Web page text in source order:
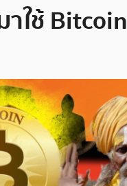
ใช้ Bitcoin